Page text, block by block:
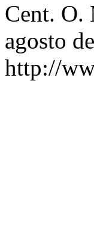
Cent. O.
agosto
http://